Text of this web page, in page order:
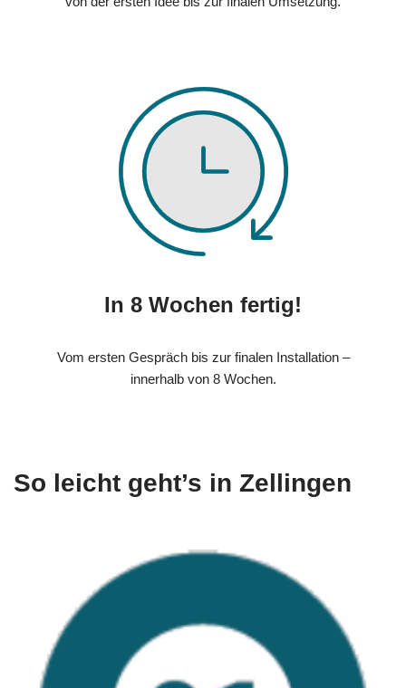
In 8 Wochen fertig!
Vom ersten Gespräch bis zur finalen Installation –
innerhalb von 8 Wochen.
So leicht geht’s in Zellingen